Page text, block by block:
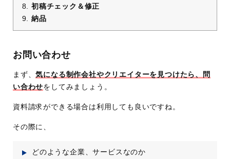
初稿チェック＆修正
納品
お問い合わせ
まず、気になる制作会社やクリエイターを見つけたら、問
い合わせをしてみましょう。
資料請求ができる場合は利用しても良いですね。
その際に、
どのような企業、サービスなのか